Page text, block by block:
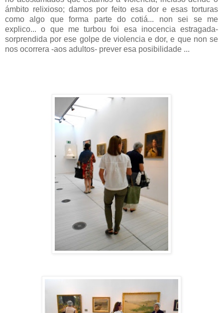
ámbito relixioso; damos por feito esa dor e esas torturas
como algo que forma parte do cotiá... non sei se me
explico... o que me turbou foi esa inocencia estragada-
sorprendida por ese golpe de violencia e dor, e que non se
nos ocorrera -aos adultos- prever esa posibilidade ...